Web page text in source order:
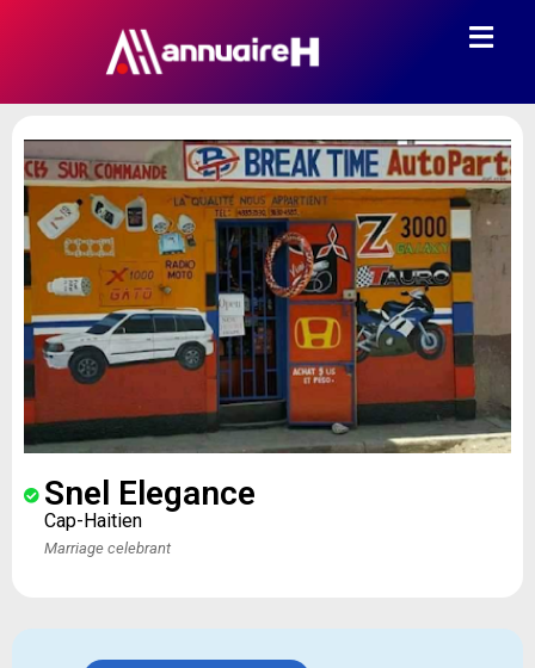
Snel Elegance
Cap-Haitien
Marriage celebrant